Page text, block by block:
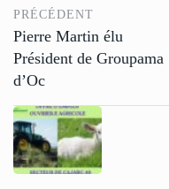
PRÉCÉDENT
Pierre Martin élu
Président de Groupama
d’Oc